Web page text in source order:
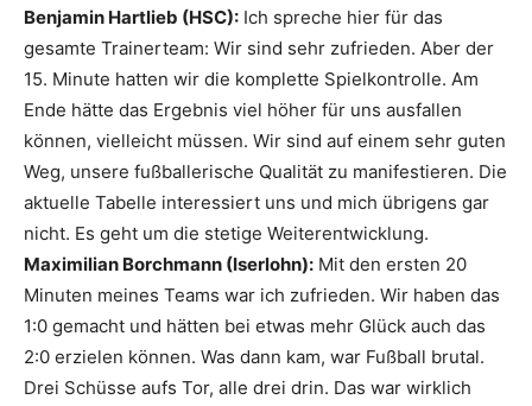
Benjamin Hartlieb (HSC): Ich spreche hier für das
gesamte Trainerteam: Wir sind sehr zufrieden. Aber der
15. Minute hatten wir die komplette Spielkontrolle. Am
Ende hätte das Ergebnis viel höher für uns ausfallen
können, vielleicht müssen. Wir sind auf einem sehr guten
Weg, unsere fußballerische Qualität zu manifestieren. Die
aktuelle Tabelle interessiert uns und mich übrigens gar
nicht. Es geht um die stetige Weiterentwicklung.
Maximilian Borchmann (Iserlohn): Mit den ersten 20
Minuten meines Teams war ich zufrieden. Wir haben das
1:0 gemacht und hätten bei etwas mehr Glück auch das
2:0 erzielen können. Was dann kam, war Fußball brutal.
Drei Schüsse aufs Tor, alle drei drin. Das war wirklich